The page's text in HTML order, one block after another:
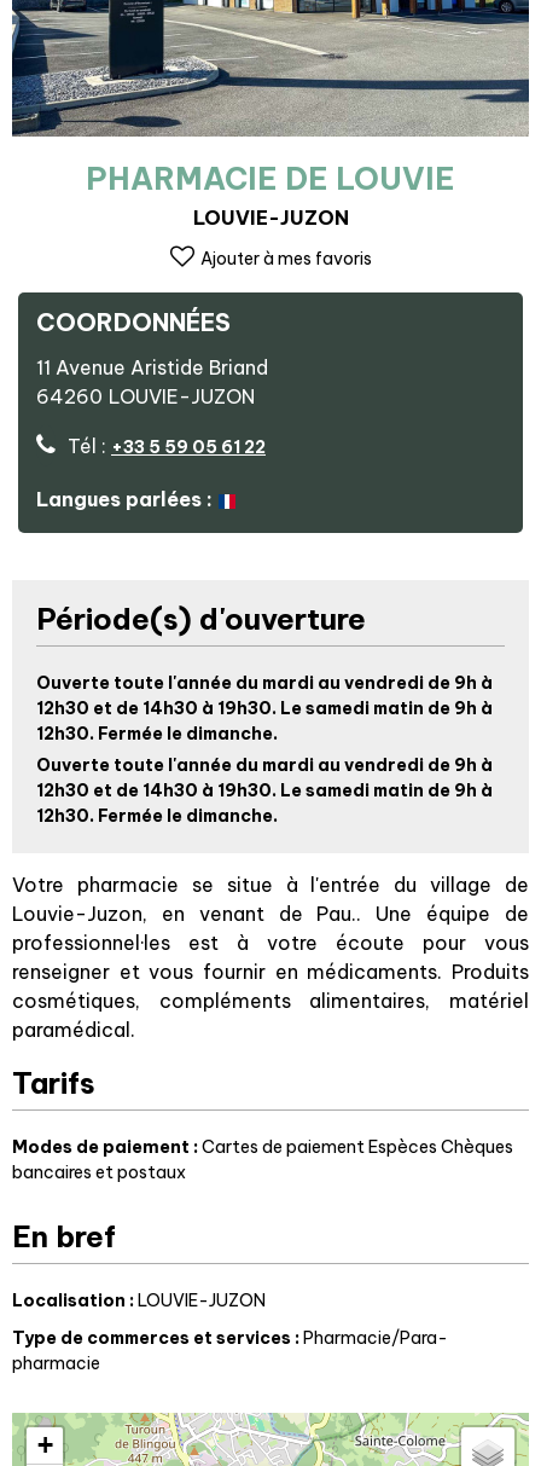
PHARMACIE DE LOUVIE
LOUVIE-JUZON
Ajouter à mes favoris
COORDONNÉES
11 Avenue Aristide Briand
64260 LOUVIE-JUZON
Tél : +33 5 59 05 61 22
Langues parlées :
Période(s) d'ouverture
Ouverte toute l'année du mardi au vendredi de 9h à
12h30 et de 14h30 à 19h30. Le samedi matin de 9h à
12h30. Fermée le dimanche.
Ouverte toute l'année du mardi au vendredi de 9h à
12h30 et de 14h30 à 19h30. Le samedi matin de 9h à
12h30. Fermée le dimanche.
Votre pharmacie se situe à l'entrée du village de
Louvie-Juzon, en venant de Pau.. Une équipe de
professionnel·les est à votre écoute pour vous
renseigner et vous fournir en médicaments. Produits
cosmétiques, compléments alimentaires, matériel
paramédical.
Tarifs
Modes de paiement :Cartes de paiementEspèces Chèques
bancaires et postaux
En bref
Localisation :LOUVIE-JUZON
Type de commerces et services :Pharmacie/Para-
pharmacie
+